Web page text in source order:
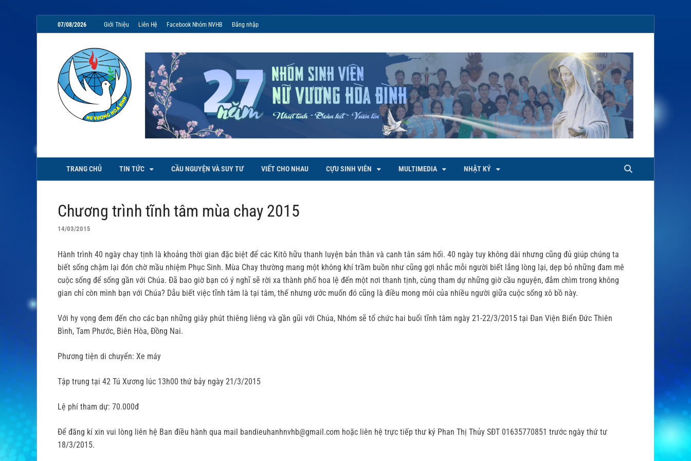
07/08/2026 Giới Thiệu Liên Hệ Facebook Nhóm NVHB Đăng nhập
NVHB.NET
Nhóm Sinh Viên Nữ Vương Hoà Bình
TRANG CHỦ TIN TỨC CẦU NGUYỆN VÀ SUY TƯ VIẾT CHO NHAU CỰU SINH VIÊN MULTIMEDIA NHẬT KÝ
Chương trình tĩnh tâm mùa chay 2015
14/03/2015
Hành trình 40 ngày chay tịnh là khoảng thời gian đặc biệt để các Kitô hữu thanh luyện bản thân và canh tân sám hối. 40 ngày tuy không dài nhưng cũng đủ giúp chúng ta
biết sống chậm lại đón chờ mầu nhiệm Phục Sinh. Mùa Chay thường mang một không khí trầm buồn như cũng gợi nhắc mỗi người biết lắng lòng lại, dẹp bỏ những đam mê
cuộc sống để sống gần với Chúa. Đã bao giờ bạn có ý nghĩ sẽ rời xa thành phố hoa lệ đến một nơi thanh tịnh, cùng tham dự những giờ cầu nguyện, đắm chìm trong không
gian chỉ còn mình bạn với Chúa? Dẫu biết việc tĩnh tâm là tại tâm, thế nhưng ước muốn đó cũng là điều mong mỏi của nhiều người giữa cuộc sống xô bồ này.
Với hy vọng đem đến cho các bạn những giây phút thiêng liêng và gần gũi với Chúa, Nhóm sẽ tổ chức hai buổi tĩnh tâm ngày 21-22/3/2015 tại Đan Viện Biển Đức Thiên
Bình, Tam Phước, Biên Hòa, Đồng Nai.
Phương tiện di chuyển: Xe máy
Tập trung tại 42 Tú Xương lúc 13h00 thứ bảy ngày 21/3/2015
Lệ phí tham dự: 70.000đ
Để đăng kí xin vui lòng liên hệ Ban điều hành qua mail bandieuhanhnvhb@gmail.com hoặc liên hệ trực tiếp thư ký Phan Thị Thủy SĐT 01635770851 trước ngày thứ tư
18/3/2015.